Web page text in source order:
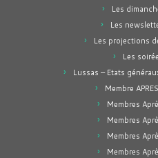
Les
Les
Les projections
Les
Lussas – Etats
Membre
Membres
Membres
Membres
Membres